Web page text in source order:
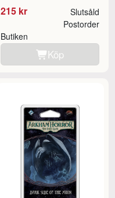
215 kr Slutsåld
Butiken
Postorder
Köp